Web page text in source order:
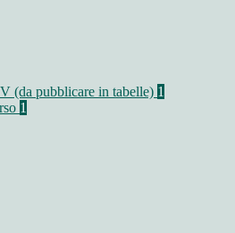
(da pubblicare in tabelle) 1
1